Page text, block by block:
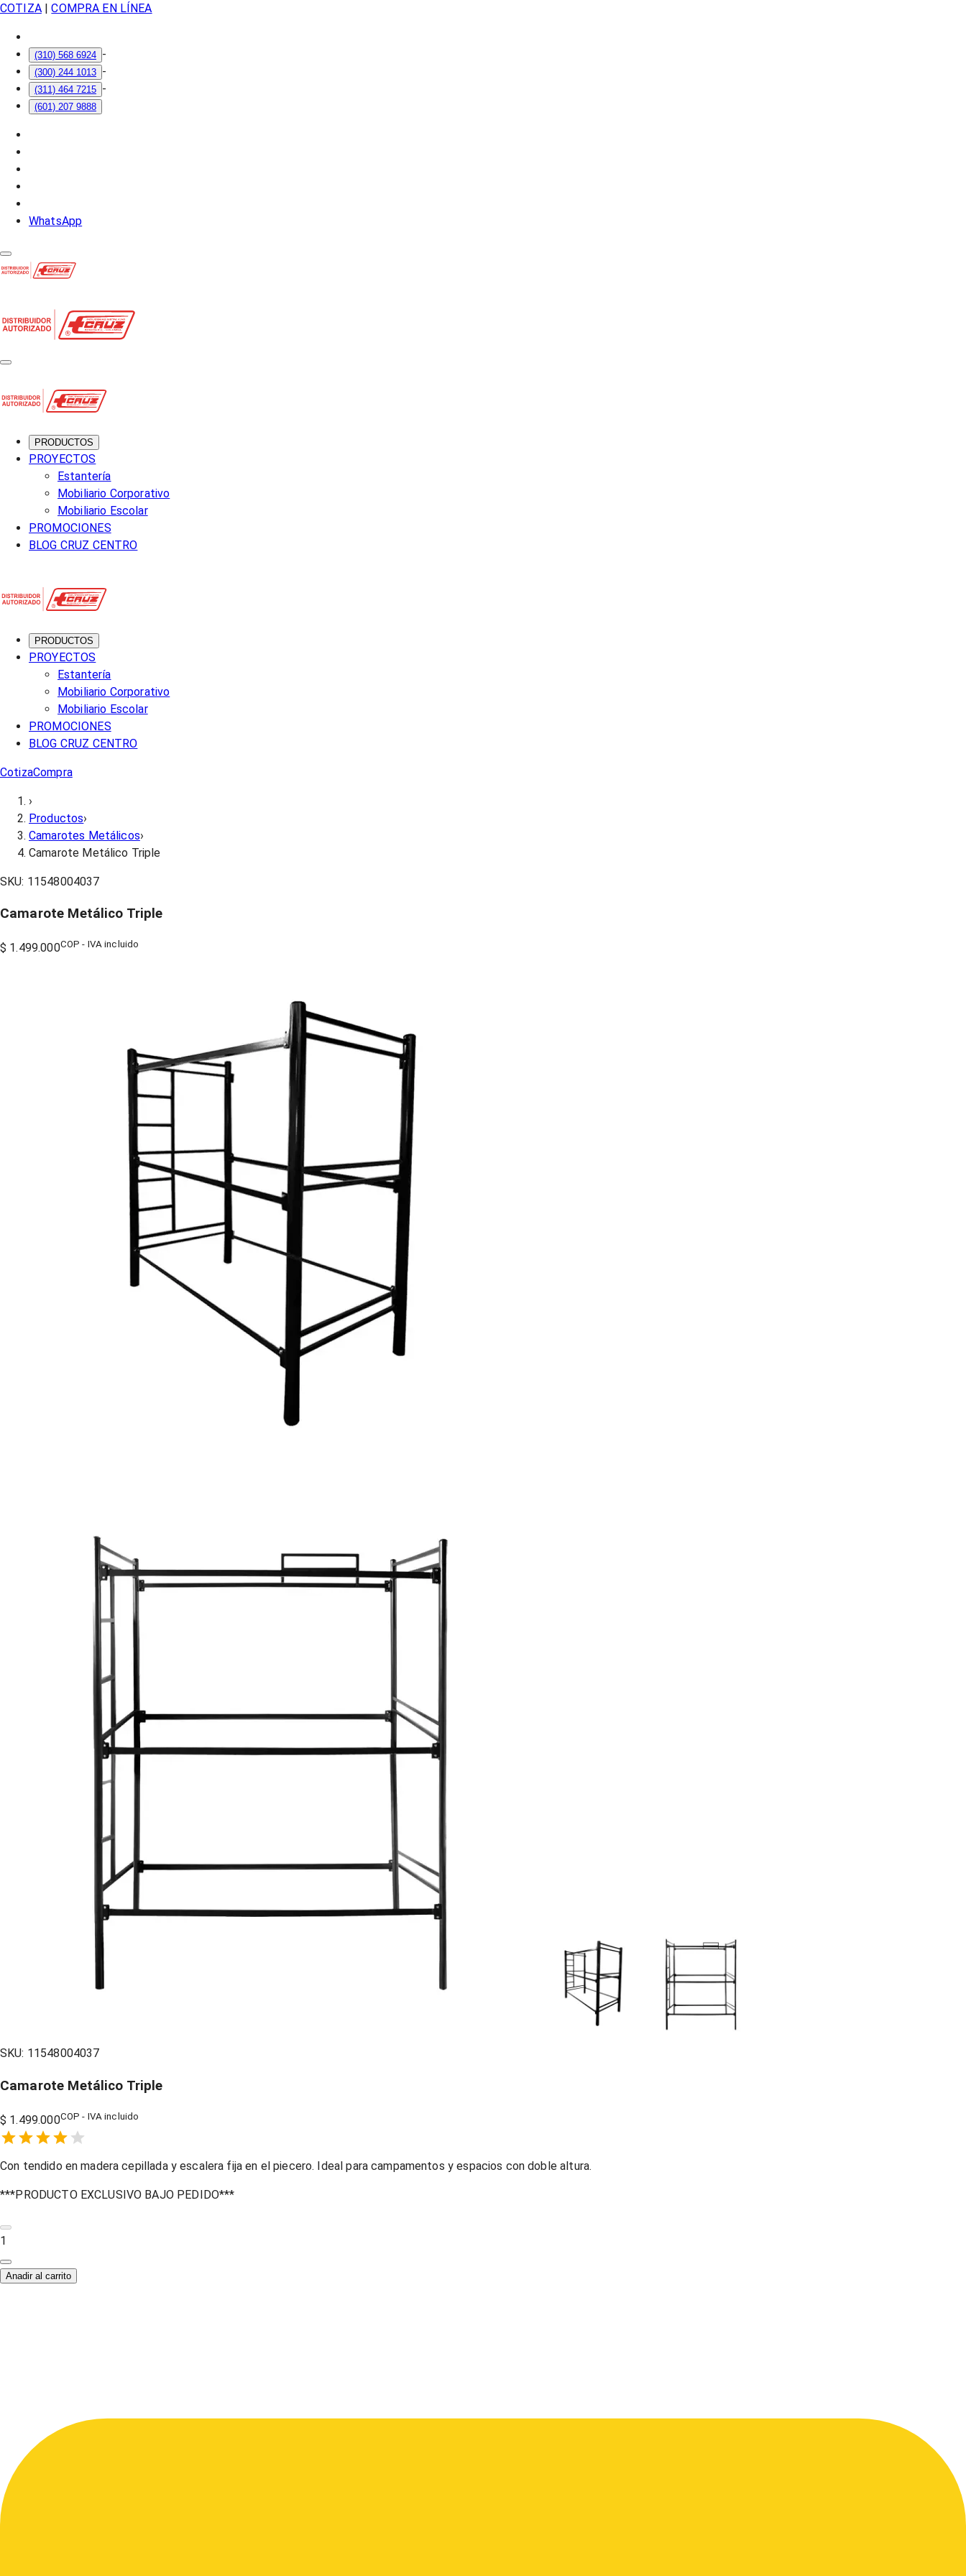
COTIZA| COMPRA EN LÍNEA
(310) 568 6924 -
(300) 244 1013 -
(311) 464 7215 -
(601) 207 9888
WhatsApp
PRODUCTOS
PROYECTOS
Estantería
Mobiliario Corporativo
Mobiliario Escolar
PROMOCIONES
BLOG CRUZ CENTRO
PRODUCTOS
PROYECTOS
Estantería
Mobiliario Corporativo
Mobiliario Escolar
PROMOCIONES
BLOG CRUZ CENTRO
CotizaCompra
›
Productos›
Camarotes Metálicos›
Camarote Metálico Triple
SKU: 11548004037
Camarote Metálico Triple
$ 1.499.000COP - IVA incluido
SKU: 11548004037
Camarote Metálico Triple
$ 1.499.000COP - IVA incluido
1 Star,
2 Stars,
3 Stars,
4 Stars,
5 Stars,
Con tendido en madera cepillada y escalera fija en el piecero. Ideal para campamentos y espacios con doble altura.
***PRODUCTO EXCLUSIVO BAJO PEDIDO***
1
Anadir al carrito